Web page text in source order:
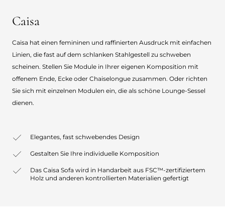
Caisa
Caisa hat einen femininen und raffinierten Ausdruck mit einfachen
Linien, die fast auf dem schlanken Stahlgestell zu schweben
scheinen. Stellen Sie Module in Ihrer eigenen Komposition mit
offenem Ende, Ecke oder Chaiselongue zusammen. Oder richten
Sie sich mit einzelnen Modulen ein, die als schöne Lounge-Sessel
dienen.
Elegantes, fast schwebendes Design
Gestalten Sie Ihre individuelle Komposition
Das Caisa Sofa wird in Handarbeit aus FSC™-zertifiziertem
Holz und anderen kontrollierten Materialien gefertigt